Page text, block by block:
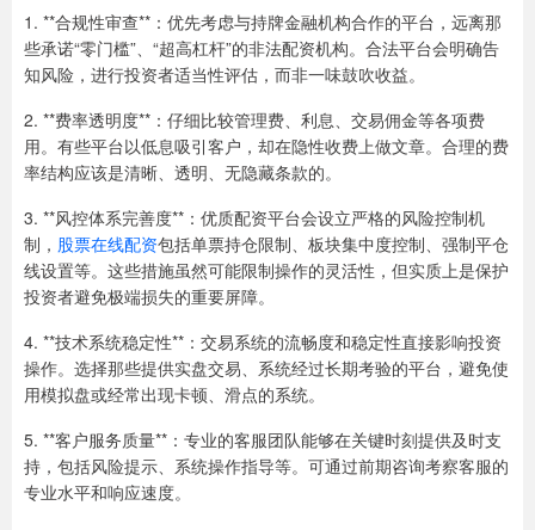
1. **合规性审查**：优先考虑与持牌金融机构合作的平台，远离那
些承诺“零门槛”、“超高杠杆”的非法配资机构。合法平台会明确告
知风险，进行投资者适当性评估，而非一味鼓吹收益。
2. **费率透明度**：仔细比较管理费、利息、交易佣金等各项费
用。有些平台以低息吸引客户，却在隐性收费上做文章。合理的费
率结构应该是清晰、透明、无隐藏条款的。
3. **风控体系完善度**：优质配资平台会设立严格的风险控制机
制， 股票在线配资包括单票持仓限制、板块集中度控制、强制平仓
线设置等。这些措施虽然可能限制操作的灵活性，但实质上是保护
投资者避免极端损失的重要屏障。
4. **技术系统稳定性**：交易系统的流畅度和稳定性直接影响投资
操作。选择那些提供实盘交易、系统经过长期考验的平台，避免使
用模拟盘或经常出现卡顿、滑点的系统。
5. **客户服务质量**：专业的客服团队能够在关键时刻提供及时支
持，包括风险提示、系统操作指导等。可通过前期咨询考察客服的
专业水平和响应速度。